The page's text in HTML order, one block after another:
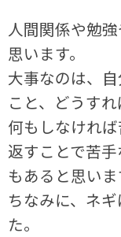
人間関係や勉
思います。
大事なのは、
こと、どうす
何もしなけれ
返すことで苦
もあると思いま
ちなみに、ネ
た。